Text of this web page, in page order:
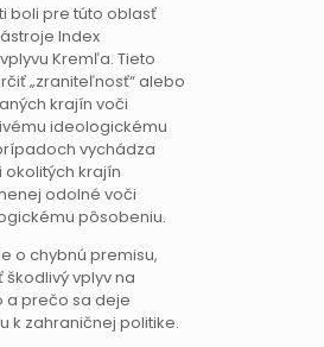
boli pre túto oblasť
Index
Kremľa. Tieto
„zraniteľnosť“ alebo
krajín voči
ideologickému
vychádza
krajín
odolné voči
pôsobeniu.
o chybnú premisu,
vplyv na
a prečo sa deje
k zahraničnej politike.